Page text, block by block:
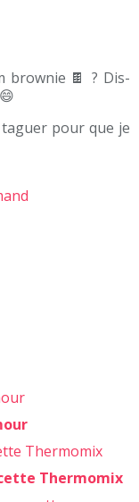
brownie 🍫 ? Dis-
pour que je
Thermomix